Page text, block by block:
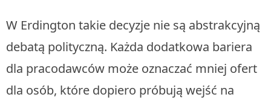
W Erdington takie decyzje nie są abstrakcyjną
debatą polityczną. Każda dodatkowa bariera
dla pracodawców może oznaczać mniej ofert
dla osób, które dopiero próbują wejść na